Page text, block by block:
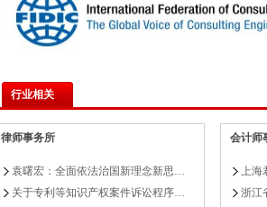
行业相关
律师事务所
袁曙宏：全面依法治国新理念新思…
关于专利等知识产权案件诉讼程序…
会计师
上海
浙江